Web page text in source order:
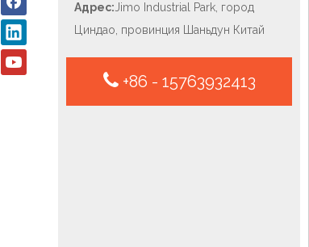
Адрес: Jimo Industrial Park, город
Циндао, провинция Шаньдун Китай
+86 - 15763932413